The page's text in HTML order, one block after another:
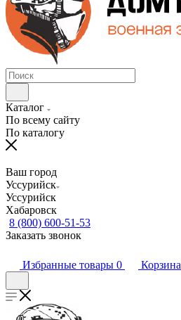
Каталог
По всему сайту
По каталогу
Ваш город
Уссурийск
Уссурийск
Хабаровск
8 (800) 600-51-53
Заказать звонок
Избранные товары 0 Корзина